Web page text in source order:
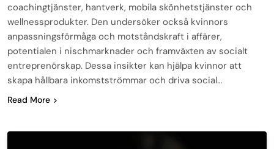
coachingtjänster, hantverk, mobila skönhetstjänster och
wellnessprodukter. Den undersöker också kvinnors
anpassningsförmåga och motståndskraft i affärer,
potentialen i nischmarknader och framväxten av socialt
entreprenörskap. Dessa insikter kan hjälpa kvinnor att
skapa hållbara inkomstströmmar och driva social…
Read More